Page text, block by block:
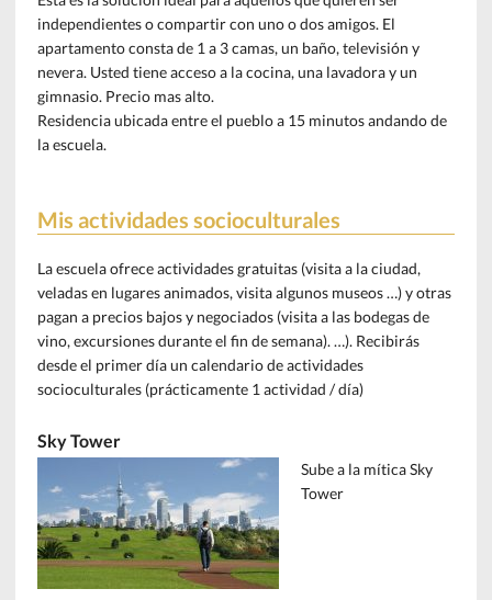
independientes o compartir con uno o dos amigos. El
apartamento consta de 1 a 3 camas, un baño, televisión y
nevera. Usted tiene acceso a la cocina, una lavadora y un
gimnasio. Precio mas alto.
Residencia ubicada entre el pueblo a 15 minutos andando de
la escuela.
Mis actividades socioculturales
La escuela ofrece actividades gratuitas (visita a la ciudad,
veladas en lugares animados, visita algunos museos …) y otras
pagan a precios bajos y negociados (visita a las bodegas de
vino, excursiones durante el fin de semana). …). Recibirás
desde el primer día un calendario de actividades
socioculturales (prácticamente 1 actividad / día)
Sky Tower
Sube a la mítica Sky
Tower